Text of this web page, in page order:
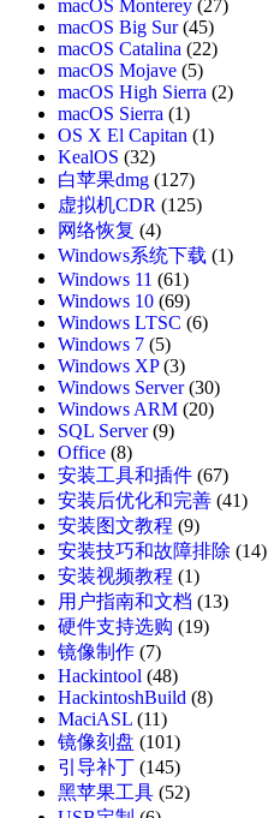
macOS Monterey (27)
macOS Big Sur(45)
macOS Catalina (22)
macOS Mojave (5)
macOS High Sierra (2)
macOS Sierra (1)
OS X El Capitan (1)
KealOS (32)
白苹果dmg (127)
虚拟机CDR (125)
网络恢复 (4)
Windows系统下载 (1)
Windows 11 (61)
Windows 10 (69)
Windows LTSC (6)
Windows 7 (5)
Windows XP(3)
Windows Server(30)
Windows ARM (20)
SQL Server(9)
Office (8)
安装工具和插件 (67)
安装后优化和完善 (41)
安装图文教程 (9)
安装技巧和故障排除 (14)
安装视频教程 (1)
用户指南和文档 (13)
硬件支持选购 (19)
镜像制作 (7)
Hackintool (48)
HackintoshBuild (8)
MaciASL (11)
镜像刻盘 (101)
引导补丁 (145)
黑苹果工具 (52)